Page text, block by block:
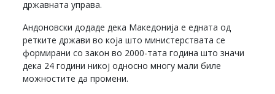
државната управа.
Андоновски додаде дека Македонија е едната од
ретките држави во која што министерствата се
формирани со закон во 2000-тата година што значи
дека 24 години никој односно многу мали биле
можностите да промени.